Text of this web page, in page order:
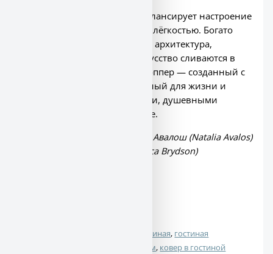
Результат — дом, который балансирует настроение
с комфортом, утончённость с лёгкостью. Богато
структурированная среда, где архитектура,
материалы, освещение и искусство сливаются в
гармонии. Настоящий шоустоппер — созданный с
намерением, спроектированный для жизни и
возвышенный продуманными, душевными
деталями на каждом повороте.
Дизайн и стилизация: Наталья Авалош (Natalia Avalos)
Фото: Джессика Бридсон (Jessica Brydson)
большая гостиная, гостиная
гостиная с камином, ковер в гостиной